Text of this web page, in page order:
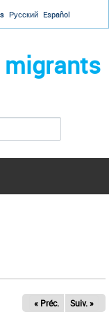
Русский Español
migrants
« Préc. Suiv. »